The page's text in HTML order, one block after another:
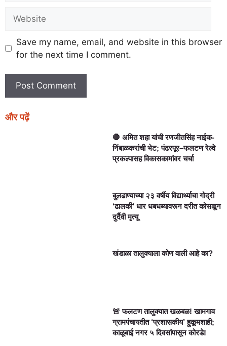
Save my name, email, and website in this browser
for the next time I comment.
और पढ़ें
🛑 अमित शहा यांची रणजीतसिंह नाईक-
निंबाळकरांची भेट; पंढरपूर–फलटण रेल्वे
प्रकल्पासह विकासकामांवर चर्चा
बुलढाण्याच्या २३ वर्षीय विद्यार्थ्याचा गोद्री
‘ढालकी’ धार धबधब्यावरून दरीत कोसळून
दुर्दैवी मृत्यू
खंडाळा तालुक्याला कोण वाली आहे का?
🚨 फलटण तालुक्यात खळबळ! खामगाव
ग्रामपंचायतीत ‘प्रशासकीय’ हुकूमशाही;
काळूबाई नगर ५ दिवसांपासून कोरडे!